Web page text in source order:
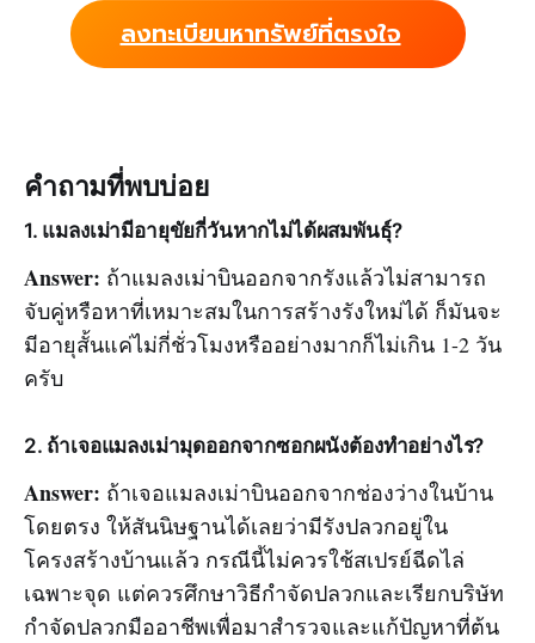
ลงทะเบียนหาทรัพย์ที่ตรงใจ
คำถามที่พบบ่อย
1. แมลงเม่ามีอายุขัยกี่วันหากไม่ได้ผสมพันธุ์?
Answer: ถ้าแมลงเม่าบินออกจากรังแล้วไม่สามารถ
จับคู่หรือหาที่เหมาะสมในการสร้างรังใหม่ได้ ก็มันจะ
มีอายุสั้นแค่ไม่กี่ชั่วโมงหรืออย่างมากก็ไม่เกิน 1-2 วัน
ครับ
2. ถ้าเจอแมลงเม่ามุดออกจากซอกผนังต้องทำอย่างไร?
Answer: ถ้าเจอแมลงเม่าบินออกจากช่องว่างในบ้าน
โดยตรง ให้สันนิษฐานได้เลยว่ามีรังปลวกอยู่ใน
โครงสร้างบ้านแล้ว กรณีนี้ไม่ควรใช้สเปรย์ฉีดไล่
เฉพาะจุด แต่ควรศึกษาวิธีกำจัดปลวกและเรียกบริษัท
กำจัดปลวกมืออาชีพเพื่อมาสำรวจและแก้ปัญหาที่ต้น